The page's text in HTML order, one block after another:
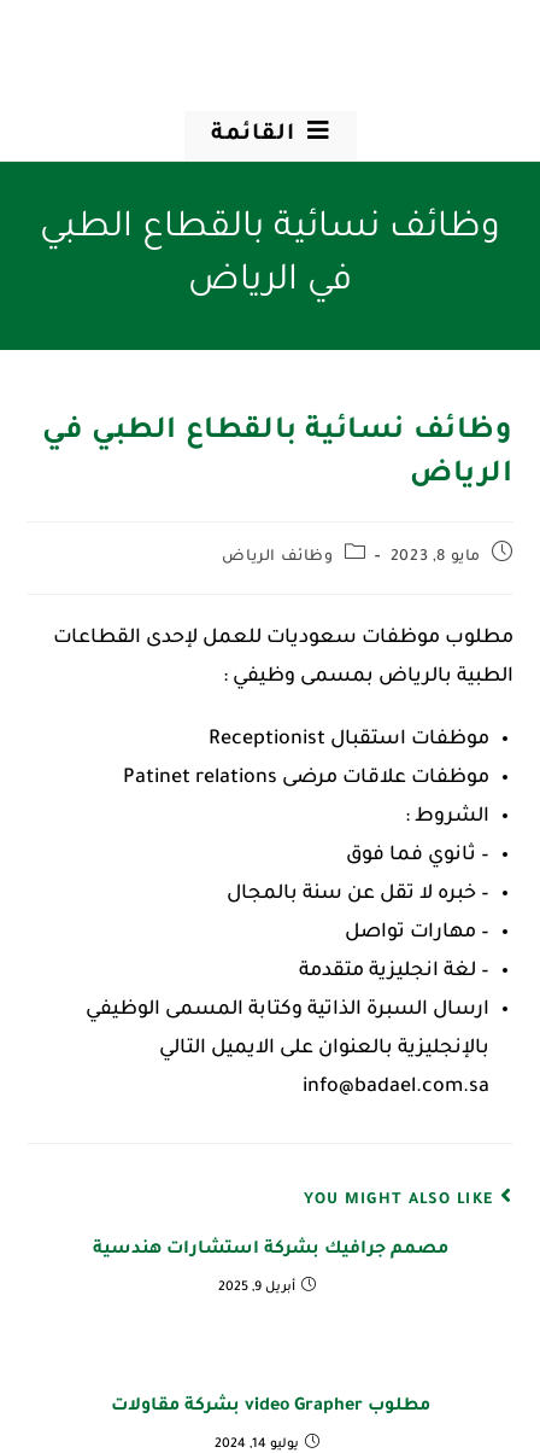
القائمة
وظائف نسائية بالقطاع الطبي
في الرياض
وظائف نسائية بالقطاع الطبي في
الرياض
مايو 8, 2023 وظائف الرياض
مطلوب موظفات سعوديات للعمل لإحدى القطاعات
الطبية بالرياض بمسمى وظيفي :
موظفات استقبال Receptionist
موظفات علاقات مرضى Patinet relations
الشروط :
– ثانوي فما فوق
– خبره لا تقل عن سنة بالمجال
– مهارات تواصل
– لغة انجليزية متقدمة
ارسال السبرة الذاتية وكتابة المسمى الوظيفي
بالإنجليزية بالعنوان على الايميل التالي
info@badael.com.sa
YOU MIGHT ALSO LIKE
مصمم جرافيك بشركة استشارات هندسية
أبريل 9, 2025
مطلوب video Grapher بشركة مقاولات
يوليو 14, 2024